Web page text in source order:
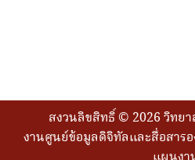
สงวนลิขสิทธิ์ © 2026 วิทย
งานศูนย์ข้อมูลดิจิทัลและสื่อสาร